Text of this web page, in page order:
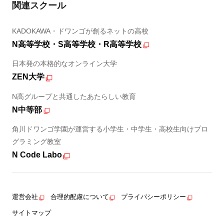
関連スクール
KADOKAWA・ドワンゴが創るネットの高校
N高等学校・S高等学校・R高等学校
日本発の本格的なオンライン大学
ZEN大学
N高グループと共通したあたらしい教育
N中等部
角川ドワンゴ学園が運営する小学生・中学生・高校生向けプロ
グラミング教室
N Code Labo
運営会社 合理的配慮について プライバシーポリシー
サイトマップ